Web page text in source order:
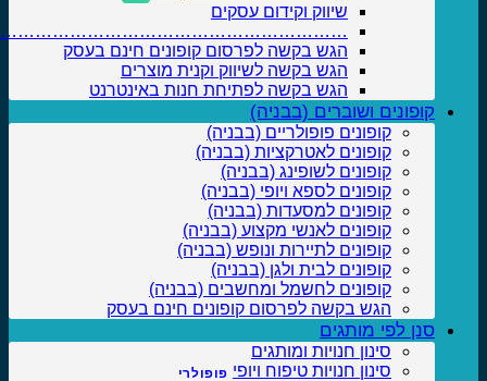
שיווק וקידום עסקים
……………………………………………………….
הגש בקשה לפרסום קופונים חינם בעסק
הגש בקשה לשיווק וקנית מוצרים
הגש בקשה לפתיחת חנות באינטרנט
קופונים ושוברים (בבניה)
קופונים פופולריים (בבניה)
קופונים לאטרקציות (בבניה)
קופונים לשופינג (בבניה)
קופונים לספא ויופי (בבניה)
קופונים למסעדות (בבניה)
קופונים לאנשי מקצוע (בבניה)
קופונים לתיירות ונופש (בבניה)
קופונים לבית ולגן (בבניה)
קופונים לחשמל ומחשבים (בבניה)
הגש בקשה לפרסום קופונים חינם בעסק
סנן לפי מותגים
סינון חנויות ומותגים
סינון חנויות טיפוח ויופי